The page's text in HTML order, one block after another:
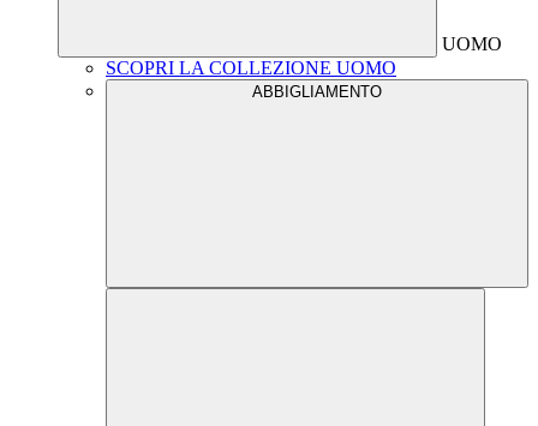
UOMO
SCOPRI LA COLLEZIONE UOMO
ABBIGLIAMENTO